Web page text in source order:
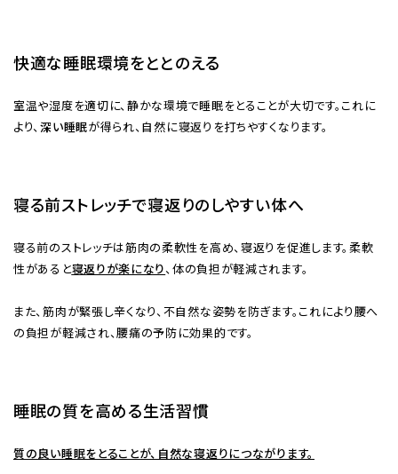
快適な睡眠環境をととのえる
室温や湿度を適切に、静かな環境で睡眠をとることが大切です。これに
より、深い睡眠が得られ、自然に寝返りを打ちやすくなります。
寝る前ストレッチで寝返りのしやすい体へ
寝る前のストレッチは筋肉の柔軟性を高め、寝返りを促進します。柔軟
性があると寝返りが楽になり、体の負担が軽減されます。
また、筋肉が緊張し辛くなり、不自然な姿勢を防ぎます。これにより腰へ
の負担が軽減され、腰痛の予防に効果的です。
睡眠の質を高める生活習慣
質の良い睡眠をとることが、自然な寝返りにつながります。